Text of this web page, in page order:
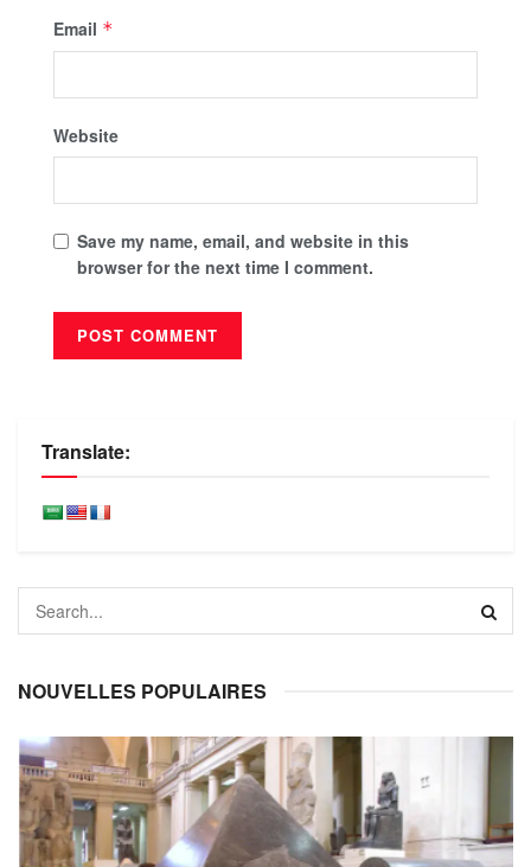
Email *
Website
Save my name, email, and website in this
browser for the next time I comment.
Translate:
NOUVELLES POPULAIRES